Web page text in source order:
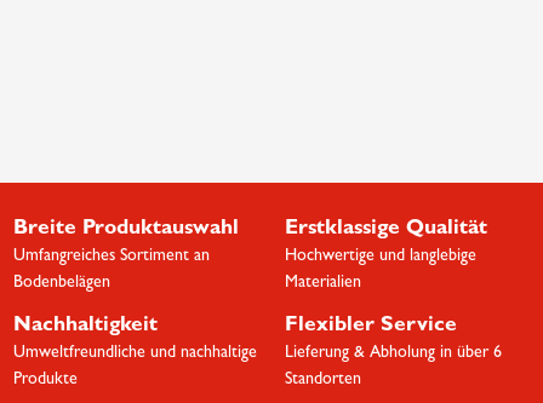
Breite Produktauswahl
Umfangreiches Sortiment an
Bodenbelägen
Erstklassige Qualität
Hochwertige und langlebige
Materialien
Nachhaltigkeit
Umweltfreundliche und nachhaltige
Produkte
Flexibler Service
Lieferung & Abholung in über 6
Standorten